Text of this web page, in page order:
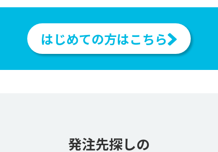
はじめての方はこちら
発注先探しの